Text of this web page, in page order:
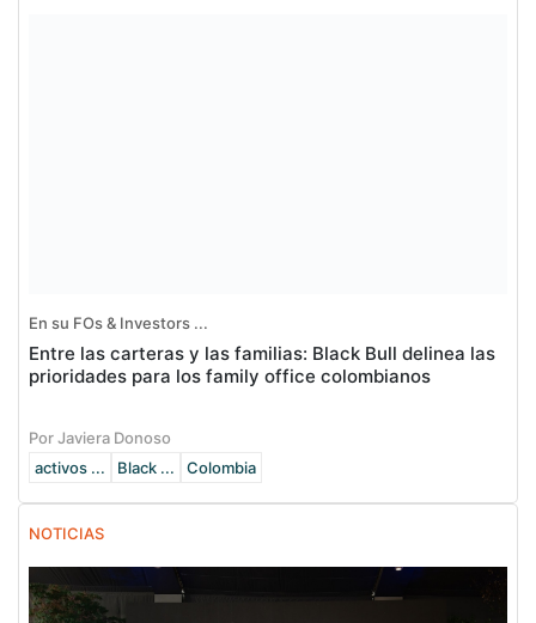
En su FOs & Investors ...
Entre las carteras y las familias: Black Bull delinea las
prioridades para los family office colombianos
Por Javiera Donoso
activos ...
Black ... Colombia
NOTICIAS